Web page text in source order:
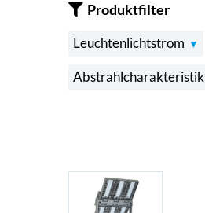
Produktfilter
Leuchtenlichtstrom
Abstrahlcharakteristik